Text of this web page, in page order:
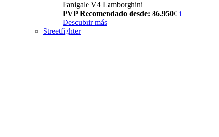
Panigale V4 Lamborghini
PVP Recomendado desde: 86.950€ i
Descubrir más
Streetfighter